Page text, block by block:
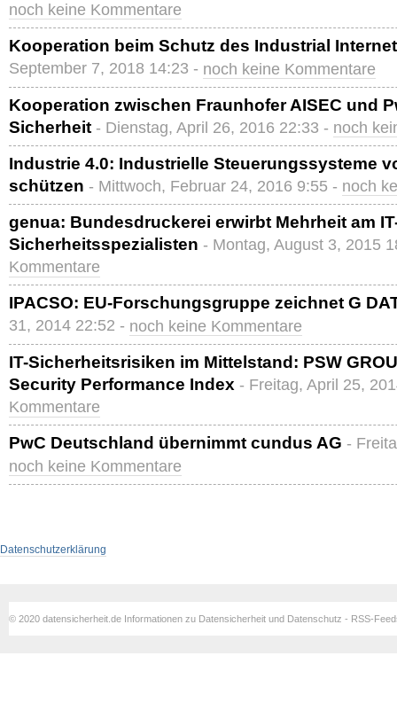
noch keine Kommentare
Kooperation beim Schutz des Industrial
September 7, 2018 14:23 - noch keine Kommentare
Kooperation zwischen Fraunhofer AISEC und
Sicherheit - Dienstag, April 26, 2016 22:33 - noch
Industrie 4.0: Industrielle Steuerungssysteme
schützen - Mittwoch, Februar 24, 2016 9:55 - noch
genua: Bundesdruckerei erwirbt Mehrheit am
Sicherheitsspezialisten - Montag, August 3, 2015
Kommentare
IPACSO: EU-Forschungsgruppe zeichnet G
31, 2014 22:52 - noch keine Kommentare
IT-Sicherheitsrisiken im Mittelstand: PSW
Security Performance Index - Freitag, April 25,
Kommentare
PwC Deutschland übernimmt cundus AG -
noch keine Kommentare
Datenschutzerklärung
© 2020 datensicherheit.de Informationen zu Datensicherheit und Datenschutz - RSS-